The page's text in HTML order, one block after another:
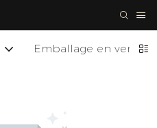
Emballage en verre